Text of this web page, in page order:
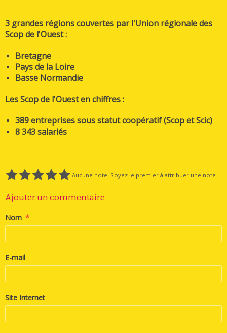
3 grandes régions couvertes par l'Union régionale des
Scop de l'Ouest :
Bretagne
Pays de la Loire
Basse Normandie
Les Scop de l'Ouest en chiffres :
389 entreprises sous statut coopératif (Scop et Scic)
8 343 salariés
Aucune note. Soyez le premier à attribuer une note !
Ajouter un commentaire
Nom
E-mail
Site Internet